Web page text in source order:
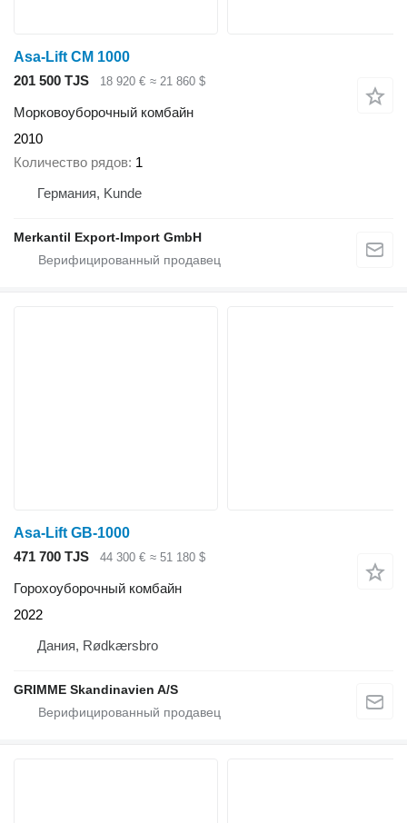
Asa-Lift CM 1000
201 500 TJS
18 920 € ≈ 21 860 $
Морковоуборочный комбайн
2010
Количество рядов 1
Германия, Kunde
Merkantil Export-Import GmbH
Asa-Lift GB-1000
471 700 TJS
44 300 € ≈ 51 180 $
Горохоуборочный комбайн
2022
Дания, Rødkærsbro
GRIMME Skandinavien A/S